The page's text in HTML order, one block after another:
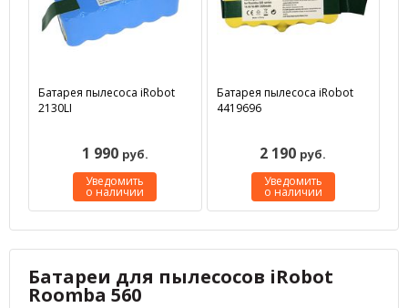
Батарея пылесоса iRobot
2130LI
1 990 руб.
Уведомить
о наличии
Батарея пылесоса iRobot
4419696
2 190 руб.
Уведомить
о наличии
Батареи для пылесосов iRobot
Roomba 560